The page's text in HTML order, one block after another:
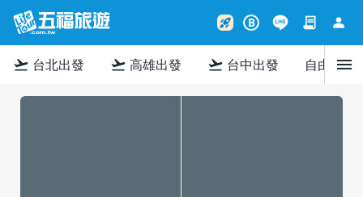
rocket_launch B contract person
flight_takeoff 台北出發 flight_takeoff 高雄出發 flight_takeoff 台中出發 自由行menu